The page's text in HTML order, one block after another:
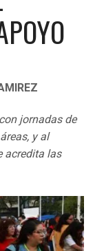
jornadas de
y al
acredita las